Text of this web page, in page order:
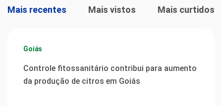
Mais recentes Mais vistos Mais curtidos
Goiás
Controle fitossanitário contribui para aumento
da produção de citros em Goiás